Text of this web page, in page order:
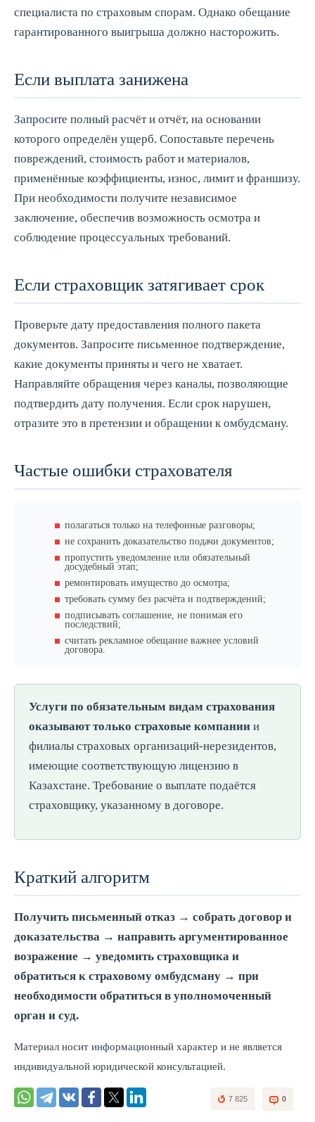
специалиста по страховым спорам. Однако обещание
гарантированного выигрыша должно насторожить.
Если выплата занижена
Запросите полный расчёт и отчёт, на основании
которого определён ущерб. Сопоставьте перечень
повреждений, стоимость работ и материалов,
применённые коэффициенты, износ, лимит и франшизу.
При необходимости получите независимое
заключение, обеспечив возможность осмотра и
соблюдение процессуальных требований.
Если страховщик затягивает срок
Проверьте дату предоставления полного пакета
документов. Запросите письменное подтверждение,
какие документы приняты и чего не хватает.
Направляйте обращения через каналы, позволяющие
подтвердить дату получения. Если срок нарушен,
отразите это в претензии и обращении к омбудсману.
Частые ошибки страхователя
полагаться только на телефонные разговоры;
не сохранить доказательство подачи документов;
пропустить уведомление или обязательный
досудебный этап;
ремонтировать имущество до осмотра;
требовать сумму без расчёта и подтверждений;
подписывать соглашение, не понимая его
последствий;
считать рекламное обещание важнее условий
договора.
Услуги по обязательным видам страхования
оказывают только страховые компании и
филиалы страховых организаций-нерезидентов,
имеющие соответствующую лицензию в
Казахстане. Требование о выплате подаётся
страховщику, указанному в договоре.
Краткий алгоритм
Получить письменный отказ → собрать договор и
доказательства → направить аргументированное
возражение → уведомить страховщика и
обратиться к страховому омбудсману → при
необходимости обратиться в уполномоченный
орган и суд.
Материал носит информационный характер и не является
индивидуальной юридической консультацией.
0
7 825